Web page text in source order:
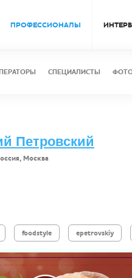
ПРОФЕССИОНАЛЫ
СПЕЦИАЛИСТЫ
Петровский
Москва
foodstyle epetrovskiy